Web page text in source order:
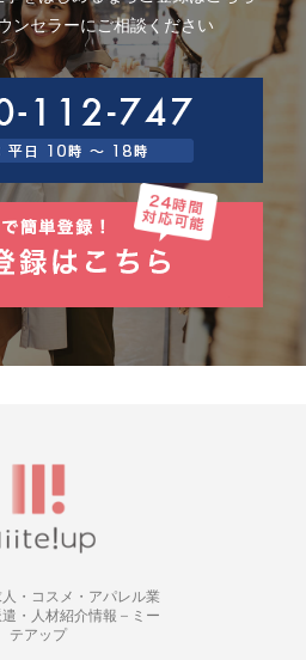
ンセラーにご相談ください
・コスメ・アパレル業
・人材紹介情報 – ミー
テアップ